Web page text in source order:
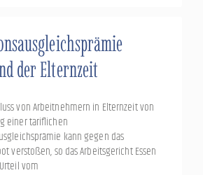
der Elternzeit
von Arbeitnehmern in Elternzeit von
einer tariflichen
kann gegen das
verstoßen, so das Arbeitsgericht Essen
vom